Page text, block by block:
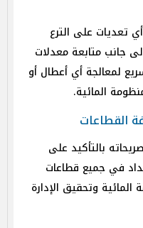
تعديات على الترع
جانب متابعة معدلات
لمعالجة أي أعطال أو
المائية.
القطاعات
بالتأكيد على
في جميع قطاعات
المائية وتحقيق الإدارة